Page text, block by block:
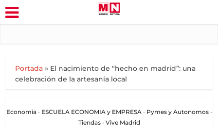
Portada » El nacimiento de “hecho en madrid”: una
celebración de la artesanía local
Economia • ESCUELA ECONOMIA y EMPRESA • Pymes y Autonomos •
Tiendas • Vive Madrid